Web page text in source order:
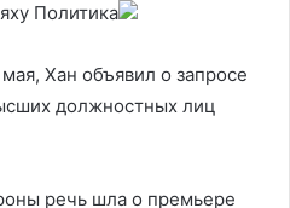
Политика
Хан объявил о запросе
должностных лиц
речь шла о премьере